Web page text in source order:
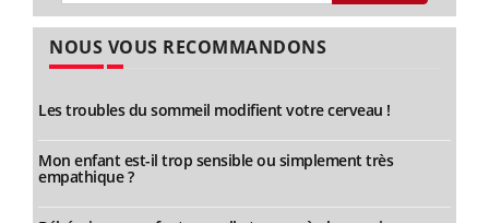
NOUS VOUS RECOMMANDONS
Les troubles du sommeil modifient votre cerveau !
Mon enfant est-il trop sensible ou simplement très
empathique ?